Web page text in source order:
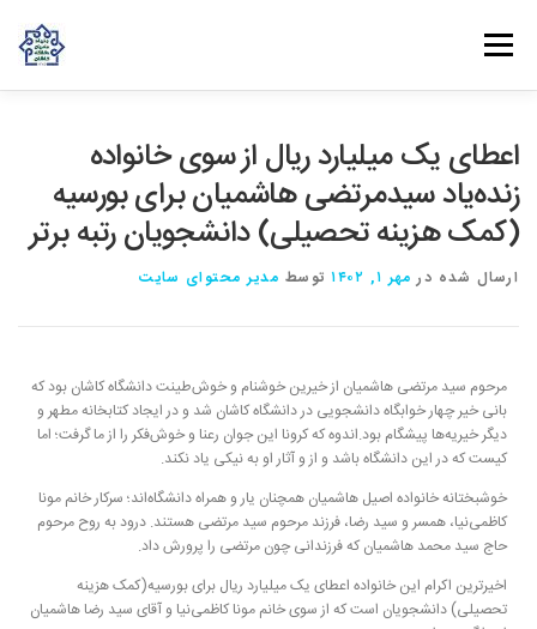
فهرست
مراکز مرتبط با بنیاد بانوان مهرورز درباره بنیاد خانه
اعطای یک میلیارد ریال از سوی خانواده
زنده‌یاد سیدمرتضی هاشمیان برای بورسیه
(کمک هزینه تحصیلی) دانشجویان رتبه برتر
ارسال شده در مهر ۱, ۱۴۰۲ توسط مدیر محتوای سایت
مرحوم سید مرتضی هاشمیان از خیرین خوشنام و خوش‌طینت دانشگاه کاشان بود که
بانی خیر چهار خوابگاه دانشجویی در دانشگاه کاشان شد و در ایجاد کتابخانه مطهر و
دیگر خیریه‌ها پیشگام بود.اندوه که کرونا این جوان رعنا و خوش‌فکر را از ما گرفت؛ اما
کیست که در این دانشگاه باشد و از و آثار او به نیکی یاد نکند.
خوشبختانه خانواده اصیل هاشمیان همچنان یار و همراه دانشگاه‌اند‌؛ سرکار خانم مونا
کاظمی‌نیا، همسر و سید رضا، فرزند مرحوم سید مرتضی هستند. درود به روح مرحوم
حاج سید محمد هاشمیان که فرزندانی چون مرتضی را پرورش داد.
اخیرترین اکرام این خانواده اعطای یک میلیارد ریال برای بورسیه(کمک هزینه
تحصیلی) دانشجویان است که از سوی خانم مونا کاظمی‌نیا و آقای سید رضا هاشمیان